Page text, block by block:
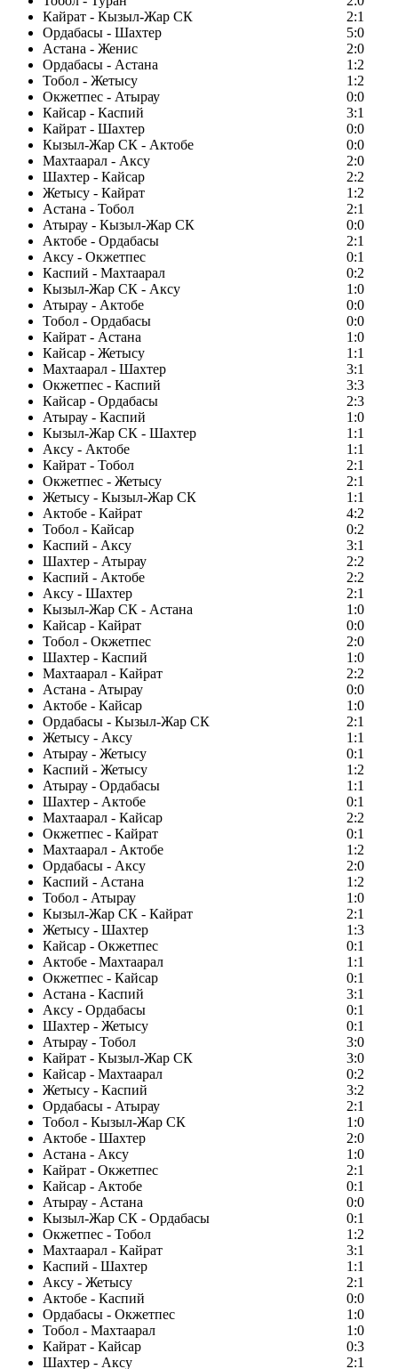
Кайрат - Кызыл-Жар СК
2:1
Ордабасы - Шахтер
5:0
Астана - Женис
2:0
Ордабасы - Астана
1:2
Тобол - Жетысу
1:2
Окжетпес - Атырау
0:0
Кайсар - Каспий
3:1
Кайрат - Шахтер
0:0
Кызыл-Жар СК - Актобе
0:0
Махтаарал - Аксу
2:0
Шахтер - Кайсар
2:2
Жетысу - Кайрат
1:2
Астана - Тобол
2:1
Атырау - Кызыл-Жар СК
0:0
Актобе - Ордабасы
2:1
Аксу - Окжетпес
0:1
Каспий - Махтаарал
0:2
Кызыл-Жар СК - Аксу
1:0
Атырау - Актобе
0:0
Тобол - Ордабасы
0:0
Кайрат - Астана
1:0
Кайсар - Жетысу
1:1
Махтаарал - Шахтер
3:1
Окжетпес - Каспий
3:3
Кайсар - Ордабасы
2:3
Атырау - Каспий
1:0
Кызыл-Жар СК - Шахтер
1:1
Аксу - Актобе
1:1
Кайрат - Тобол
2:1
Окжетпес - Жетысу
2:1
Жетысу - Кызыл-Жар СК
1:1
Актобе - Кайрат
4:2
Тобол - Кайсар
0:2
Каспий - Аксу
3:1
Шахтер - Атырау
2:2
Каспий - Актобе
2:2
Аксу - Шахтер
2:1
Кызыл-Жар СК - Астана
1:0
Кайсар - Кайрат
0:0
Тобол - Окжетпес
2:0
Шахтер - Каспий
1:0
Махтаарал - Кайрат
2:2
Астана - Атырау
0:0
Актобе - Кайсар
1:0
Ордабасы - Кызыл-Жар СК
2:1
Жетысу - Аксу
1:1
Атырау - Жетысу
0:1
Каспий - Жетысу
1:2
Атырау - Ордабасы
1:1
Шахтер - Актобе
0:1
Махтаарал - Кайсар
2:2
Окжетпес - Кайрат
0:1
Махтаарал - Актобе
1:2
Ордабасы - Аксу
2:0
Каспий - Астана
1:2
Тобол - Атырау
1:0
Кызыл-Жар СК - Кайрат
2:1
Жетысу - Шахтер
1:3
Кайсар - Окжетпес
0:1
Актобе - Махтаарал
1:1
Окжетпес - Кайсар
0:1
Астана - Каспий
3:1
Аксу - Ордабасы
0:1
Шахтер - Жетысу
0:1
Атырау - Тобол
3:0
Кайрат - Кызыл-Жар СК
3:0
Кайсар - Махтаарал
0:2
Жетысу - Каспий
3:2
Ордабасы - Атырау
2:1
Тобол - Кызыл-Жар СК
1:0
Актобе - Шахтер
2:0
Астана - Аксу
1:0
Кайрат - Окжетпес
2:1
Кайсар - Актобе
0:1
Атырау - Астана
0:0
Кызыл-Жар СК - Ордабасы
0:1
Окжетпес - Тобол
1:2
Махтаарал - Кайрат
3:1
Каспий - Шахтер
1:1
Аксу - Жетысу
2:1
Актобе - Каспий
0:0
Ордабасы - Окжетпес
1:0
Тобол - Махтаарал
1:0
Кайрат - Кайсар
0:3
Шахтер - Аксу
2:1